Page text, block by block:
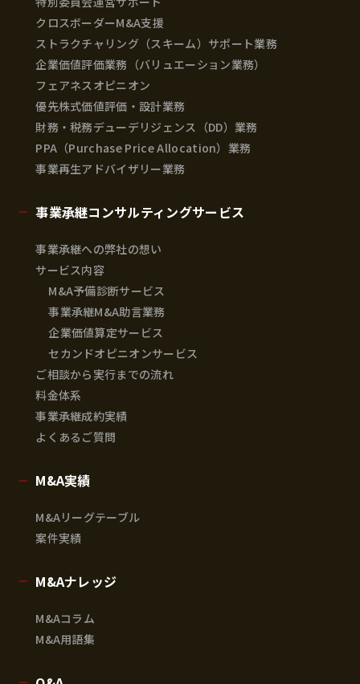
クロスボーダーM&A支援
ストラクチャリング（スキーム）サポート業務
企業価値評価業務（バリュエーション業務）
フェアネスオピニオン
優先株式価値評価・設計業務
財務・税務デューデリジェンス（DD）業務
PPA（Purchase Price Allocation）業務
事業再生アドバイザリー業務
事業承継コンサルティングサービス
事業承継への弊社の想い
サービス内容
M&A予備診断サービス
事業承継M&A助言業務
企業価値算定サービス
セカンドオピニオンサービス
ご相談から実行までの流れ
料金体系
事業承継成約実績
よくあるご質問
M&A実績
M&Aリーグテーブル
案件実績
M&Aナレッジ
M&Aコラム
M&A用語集